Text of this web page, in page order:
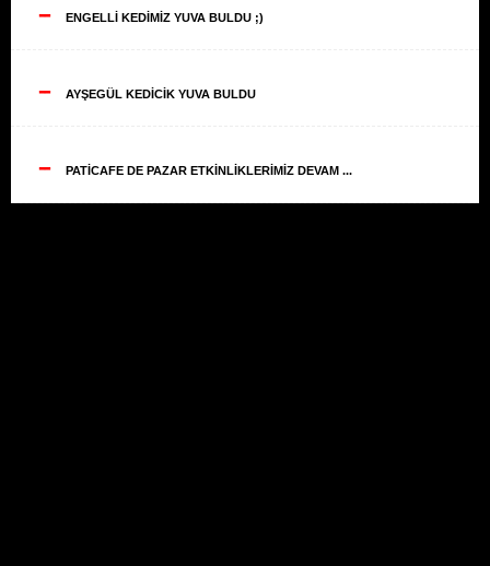
-- ENGELLİ KEDİMİZ YUVA BULDU ;)
-- AYŞEGÜL KEDİCİK YUVA BULDU
-- PATİCAFE DE PAZAR ETKİNLİKLERİMİZ DEVAM ...